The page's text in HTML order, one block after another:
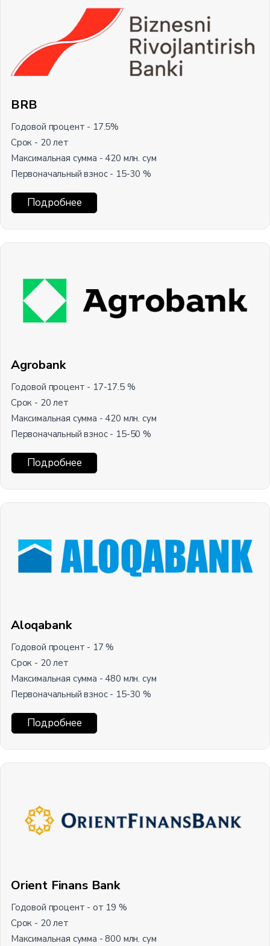
BRB
Годовой процент - 17.5%
Срок - 20 лет
Максимальная сумма - 420 млн. сум
Первоначальный взнос - 15-30 %
Подробнее
Agrobank
Годовой процент - 17-17.5 %
Срок - 20 лет
Максимальная сумма - 420 млн. сум
Первоначальный взнос - 15-50 %
Подробнее
Aloqabank
Годовой процент - 17 %
Срок - 20 лет
Максимальная сумма - 480 млн. сум
Первоначальный взнос - 15-30 %
Подробнее
Orient Finans Bank
Годовой процент - от 19 %
Срок - 20 лет
Максимальная сумма - 800 млн. сум